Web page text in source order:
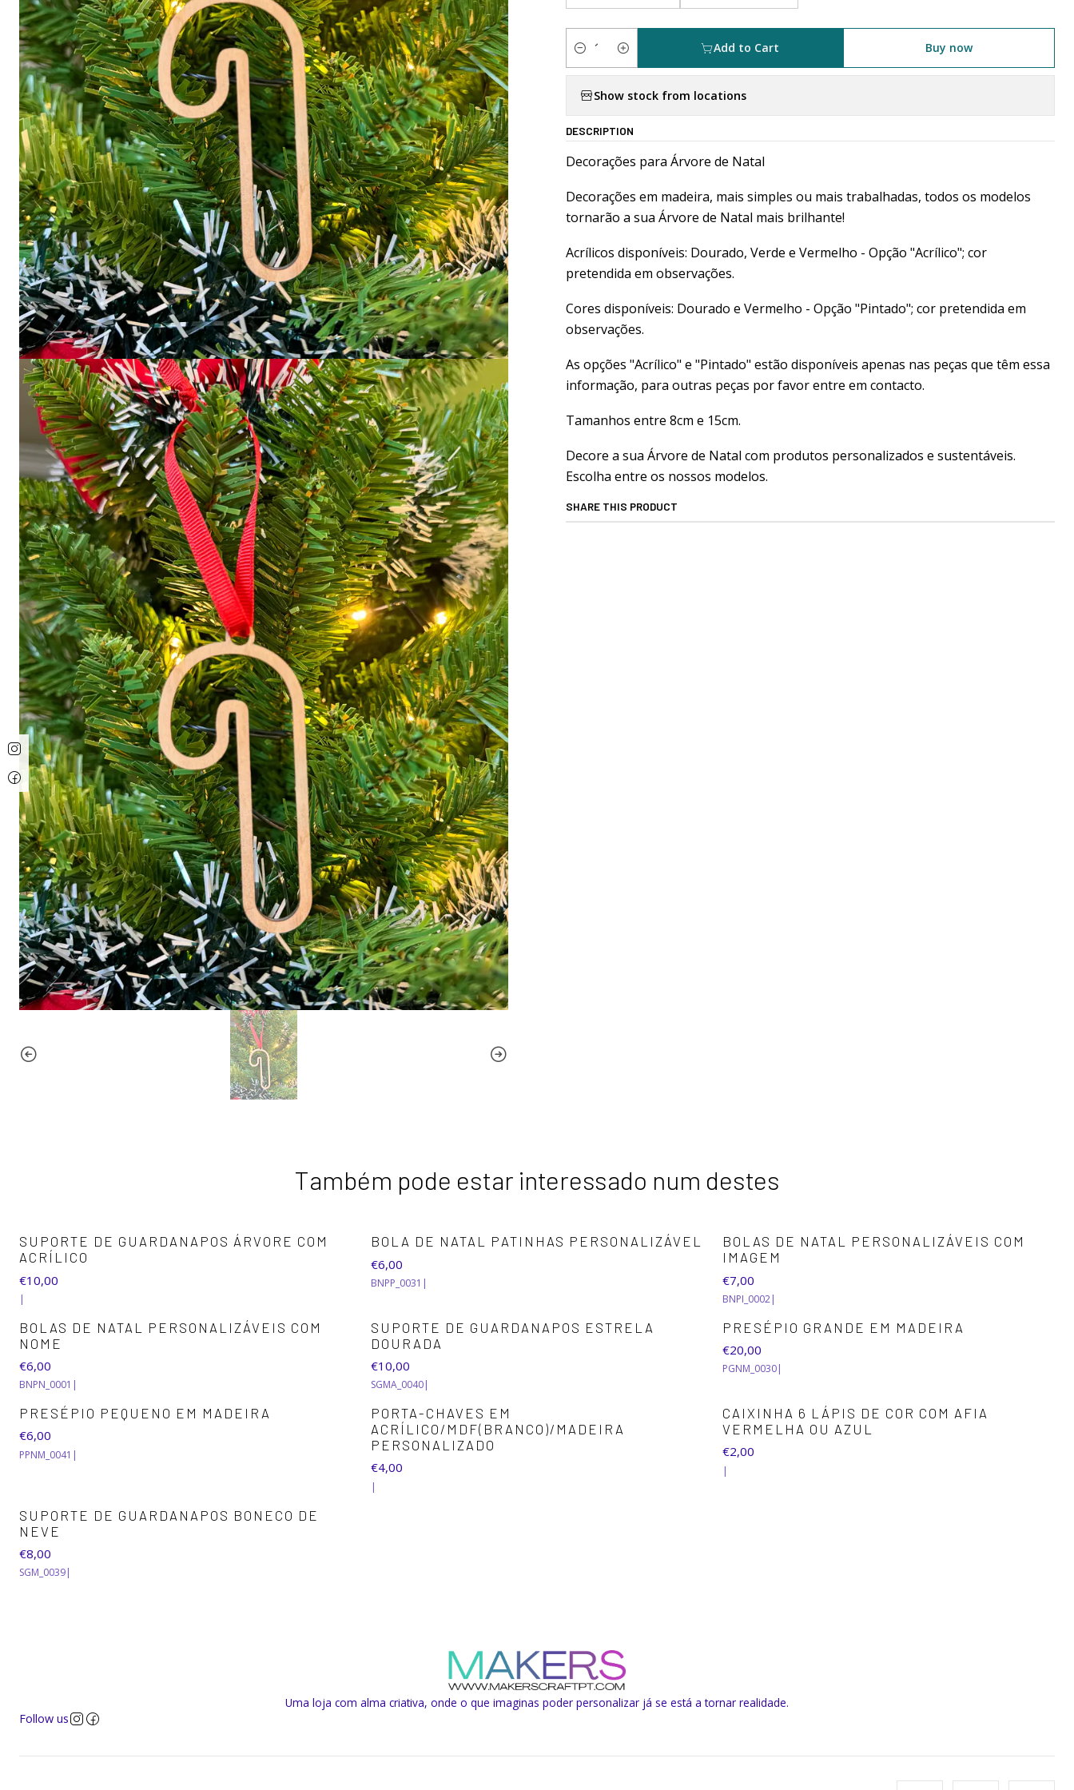
Quantity
Add to Cart Buy now
Show stock from locations
DESCRIPTION
Decorações para Árvore de Natal
Decorações em madeira, mais simples ou mais trabalhadas, todos os modelos
tornarão a sua Árvore de Natal mais brilhante!
Acrílicos disponíveis: Dourado, Verde e Vermelho - Opção "Acrílico"; cor
pretendida em observações.
Cores disponíveis: Dourado e Vermelho - Opção "Pintado"; cor pretendida em
observações.
As opções "Acrílico" e "Pintado" estão disponíveis apenas nas peças que têm essa
informação, para outras peças por favor entre em contacto.
Tamanhos entre 8cm e 15cm.
Decore a sua Árvore de Natal com produtos personalizados e sustentáveis.
Escolha entre os nossos modelos.
SHARE THIS PRODUCT
Também pode estar interessado num destes
SUPORTE DE GUARDANAPOS ÁRVORE COM
ACRÍLICO
€10,00
|
BOLA DE NATAL PATINHAS PERSONALIZÁVEL
€6,00
BNPP_0031 |
BOLAS DE NATAL PERSONALIZÁVEIS COM
IMAGEM
€7,00
BNPI_0002|
BOLAS DE NATAL PERSONALIZÁVEIS COM
NOME
€6,00
BNPN_0001 |
SUPORTE DE GUARDANAPOS ESTRELA
DOURADA
€10,00
SGMA_0040|
PRESÉPIO GRANDE EM MADEIRA
€20,00
PGNM_0030|
PRESÉPIO PEQUENO EM MADEIRA
€6,00
PPNM_0041 |
PORTA-CHAVES EM
ACRÍLICO/MDF(BRANCO)/MADEIRA
PERSONALIZADO
€4,00
|
CAIXINHA 6 LÁPIS DE COR COM AFIA
VERMELHA OU AZUL
€2,00
|
SUPORTE DE GUARDANAPOS BONECO DE
NEVE
€8,00
SGM_0039|
Uma loja com alma criativa, onde o que imaginas poder personalizar já se está a tornar realidade.
Follow us